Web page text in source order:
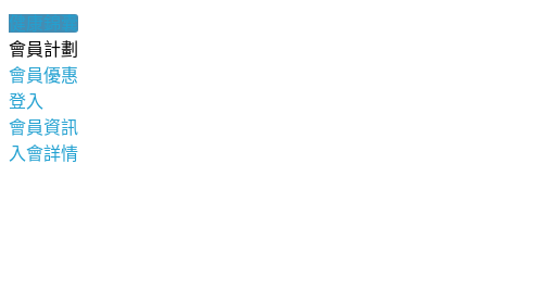
健康錦囊
會員計劃
會員優惠
登入
會員資訊
入會詳情